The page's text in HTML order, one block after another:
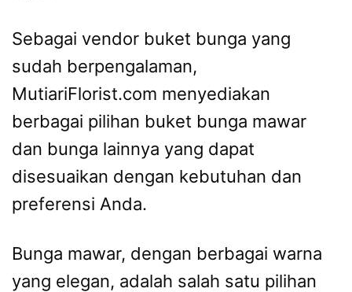
Sebagai vendor buket bunga yang
sudah berpengalaman,
MutiariFlorist.com menyediakan
berbagai pilihan buket bunga mawar
dan bunga lainnya yang dapat
disesuaikan dengan kebutuhan dan
preferensi Anda.
Bunga mawar, dengan berbagai warna
yang elegan, adalah salah satu pilihan